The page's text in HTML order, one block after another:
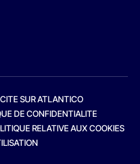
SUR ATLANTICO
DE CONFIDENTIALITE
RELATIVE AUX COOKIES